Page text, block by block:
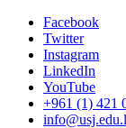
Facebook
Twitter
Instagram
LinkedIn
YouTube
+961 (1) 421